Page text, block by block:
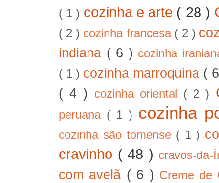
( 1 ) cozinha e arte ( 28 )
( 2 ) cozinha francesa ( 2 )
indiana ( 6 ) cozinha
( 1 ) cozinha marroquina (
( 4 )
cozinha oriental ( 2 )
peruana ( 1 ) cozinha
cozinha são tomense ( 1 )
cravinho ( 48 ) cravos-
com avelã ( 6 ) Creme de